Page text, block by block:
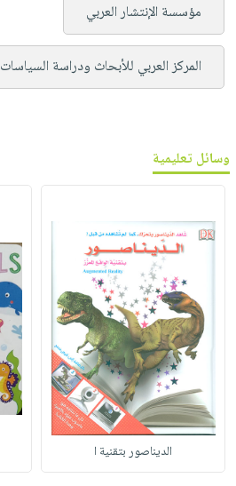
مؤسسة الإنتشار العربي
المركز العربي للأبحاث ودراسة السياسات
وسائل تعليمية
الديناصور بتقنية ا